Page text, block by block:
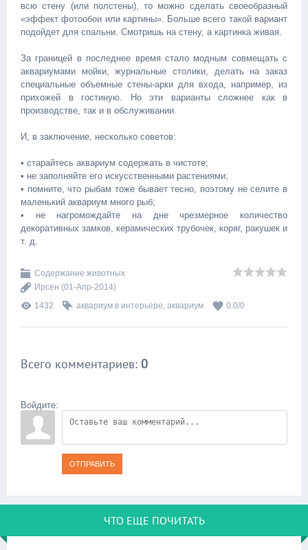
всю стену (или полстены), то можно сделать своеобразный
«эффект фотообои или картины». Больше всего такой вариант
подойдет для спальни. Смотришь на стену, а картинка живая.
За границей в последнее время стало модным совмещать с
аквариумами мойки, журнальные столики, делать на заказ
специальные объемные стены-арки для входа, например, из
прихожей в гостиную. Но эти варианты сложнее как в
производстве, так и в обслуживании.
И, в заключение, несколько советов:
• старайтесь аквариум содержать в чистоте;
• не заполняйте его искусственными растениями;
• помните, что рыбам тоже бывает тесно, поэтому не селите в
маленький аквариум много рыб;
• не нагромождайте на дне чрезмерное количество
декоративных замков, керамических трубочек, коряг, ракушек и
т. д.
Содержание животных
Ирсен (01-Апр-2014)
1432
аквариум в интерьере, аквариум 0.0/0
Всего комментариев: 0
Войдите:
ОТПРАВИТЬ
ЧТО ЕЩЕ ПОЧИТАТЬ